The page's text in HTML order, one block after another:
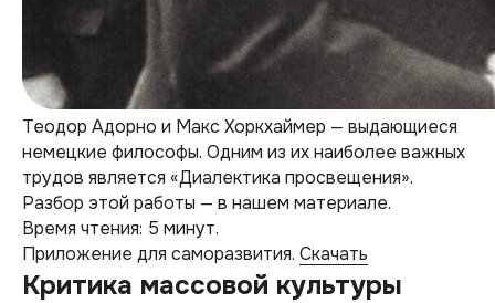
Теодор Адорно и Макс Хоркхаймер — выдающиеся
немецкие философы. Одним из их наиболее важных
трудов является «Диалектика просвещения».
Разбор этой работы — в нашем материале.
Время чтения: 5 минут.
Приложение для саморазвития. Скачать
Критика массовой культуры